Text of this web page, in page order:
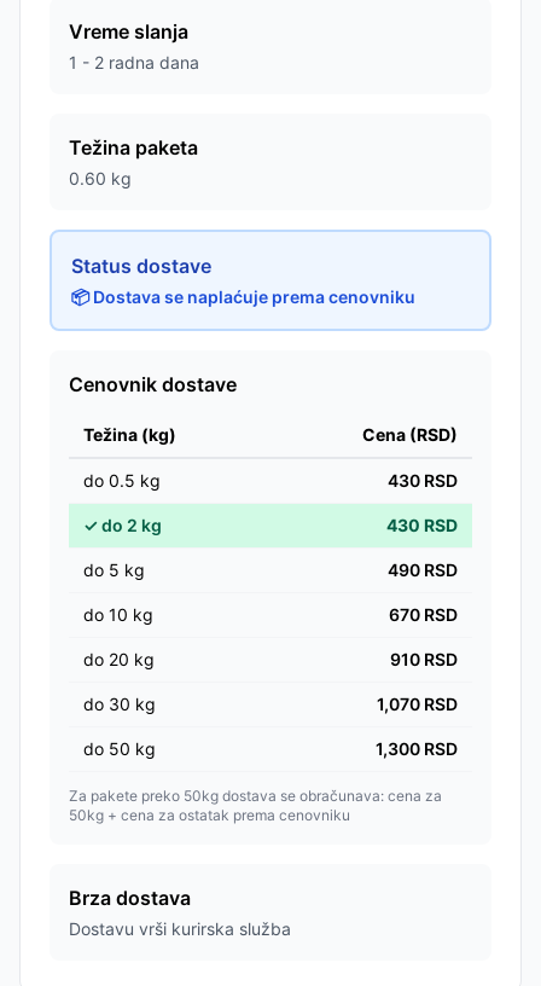
Vreme slanja
1 - 2 radna dana
Težina paketa
0.60 kg
Status dostave
📦 Dostava se naplaćuje prema cenovniku
Cenovnik dostave
Težina (kg) Cena (RSD)
do 0.5 kg 430 RSD
✓do 2 kg 430 RSD
do 5 kg 490 RSD
do 10 kg 670 RSD
do 20 kg 910 RSD
do 30 kg 1,070 RSD
do 50 kg 1,300 RSD
Za pakete preko 50kg dostava se obračunava: cena za
50kg + cena za ostatak prema cenovniku
Brza dostava
Dostavu vrši kurirska služba